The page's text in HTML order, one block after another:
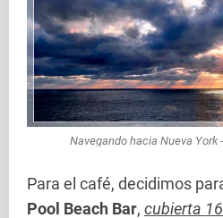
Navegando hacia Nueva
Para el café, decidimos
Pool Beach Bar, cubierta 16